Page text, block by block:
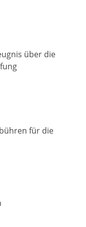
über die
für die